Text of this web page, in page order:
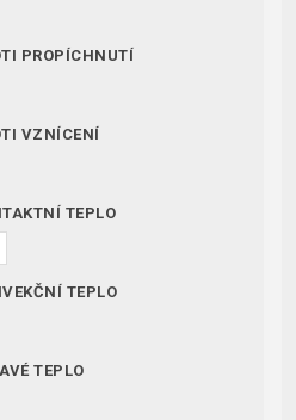
PROPÍCHNUTÍ
VZNÍCENÍ
TEPLO
TEPLO
TEPLO